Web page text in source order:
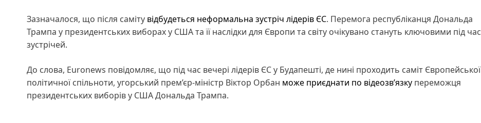
Зазначалося, що після саміту відбудеться неформальна зустріч лідерів ЄС. Перемога республіканця Дональда
Трампа у президентських виборах у США та її наслідки для Європи та світу очікувано стануть ключовими під час
зустрічей.
До слова, Euronews повідомляє, що під час вечері лідерів ЄС у Будапешті, де нині проходить саміт Європейської
політичної спільноти, угорський прем’єр-міністр Віктор Орбан може приєднати по відеозв’язку переможця
президентських виборів у США Дональда Трампа.